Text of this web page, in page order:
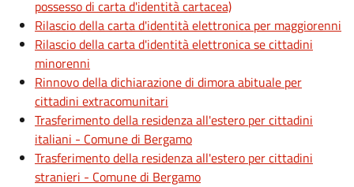
possesso di carta d'identità cartacea)
Rilascio della carta d'identità elettronica per maggiorenni
Rilascio della carta d'identità elettronica se cittadini
minorenni
Rinnovo della dichiarazione di dimora abituale per
cittadini extracomunitari
Trasferimento della residenza all'estero per cittadini
italiani - Comune di Bergamo
Trasferimento della residenza all'estero per cittadini
stranieri - Comune di Bergamo